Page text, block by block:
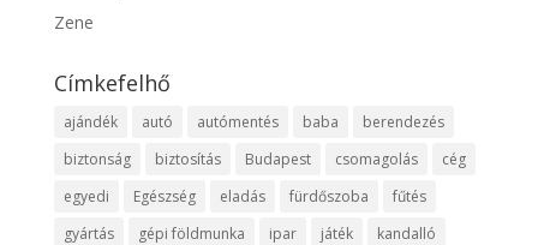
Zene
Címkefelhő
ajándék autó autómentés baba
berendezés
biztonság
biztosítás Budapest csomagolás
cég
egyedi
Egészség eladás fürdőszoba
fűtés
gyártás
gépi földmunka ipar játék kandalló